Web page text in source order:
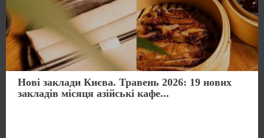
Нові заклади Києва. Травень 2026: 19 нових
закладів місяця азійські кафе...